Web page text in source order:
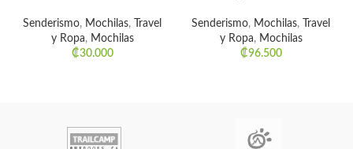
Senderismo, Mochilas,
Travel
y Ropa, Mochilas
₡30.000
Senderismo, Mochilas,
Travel
y Ropa, Mochilas
₡96.500